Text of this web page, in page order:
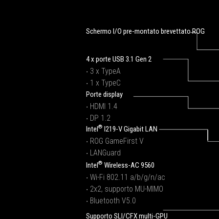
Schermo I/O pre-montato brevettato ROG
4 x porte USB 3.1 Gen 2
‧ 3 x TypeA
‧ 1 x TypeC
Porte display
‧ HDMI 1.4
‧ DP 1.2
Intel® I219-V Gigabit LAN
‧ ROG GameFirst V
‧ LANGuard
Intel® Wireless-AC 9560
‧ Wi-Fi 802.11 a/b/g/n/ac
‧ 2x2, supporto MU-MIMO
‧ Bluetooth V5.0
Supporto SLI/CFX multi-GPU